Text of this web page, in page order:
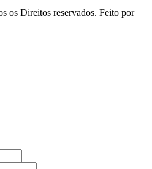
os Direitos reservados. Feito por